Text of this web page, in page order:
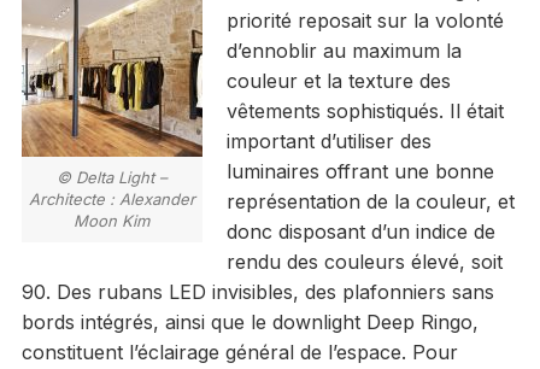
© Delta Light –
Architecte : Alexander
Moon Kim
priorité reposait sur la volonté
d’ennoblir au maximum la
couleur et la texture des
vêtements sophistiqués. Il était
important d’utiliser des
luminaires offrant une bonne
représentation de la couleur, et
donc disposant d’un indice de
rendu des couleurs élevé, soit
90. Des rubans LED invisibles, des plafonniers sans
bords intégrés, ainsi que le downlight Deep Ringo,
constituent l’éclairage général de l’espace. Pour